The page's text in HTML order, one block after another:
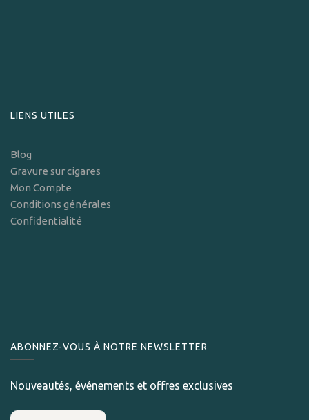
LIENS UTILES
Blog
Gravure sur cigares
Mon Compte
Conditions générales
Confidentialité
ABONNEZ-VOUS À NOTRE NEWSLETTER
Nouveautés, événements et offres exclusives